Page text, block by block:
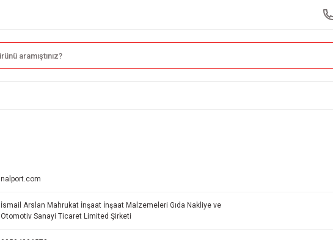
nalport.com
İsmail Arslan Mahrukat İnşaat İnşaat Malzemeleri Gıda Nakliye ve
Otomotiv Sanayi Ticaret Limited Şirketi